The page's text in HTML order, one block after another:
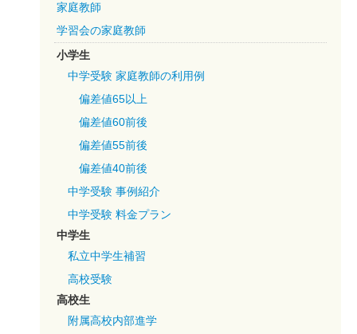
家庭教師
学習会の家庭教師
小学生
中学受験 家庭教師の利用例
偏差値65以上
偏差値60前後
偏差値55前後
偏差値40前後
中学受験 事例紹介
中学受験 料金プラン
中学生
私立中学生補習
高校受験
高校生
附属高校内部進学